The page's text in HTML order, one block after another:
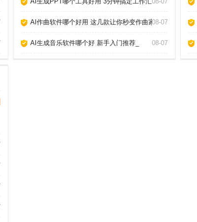
AI作曲软件哪个好用 这几款让你秒变作曲家_08-07
AI生成音乐软件哪个好 新手入门推荐_ 08-07
_
AI作歌_